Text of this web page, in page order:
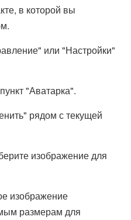
в которой вы
или "Настройки"
"Аватарка".
рядом с текущей
изображение для
изображение
размерам для